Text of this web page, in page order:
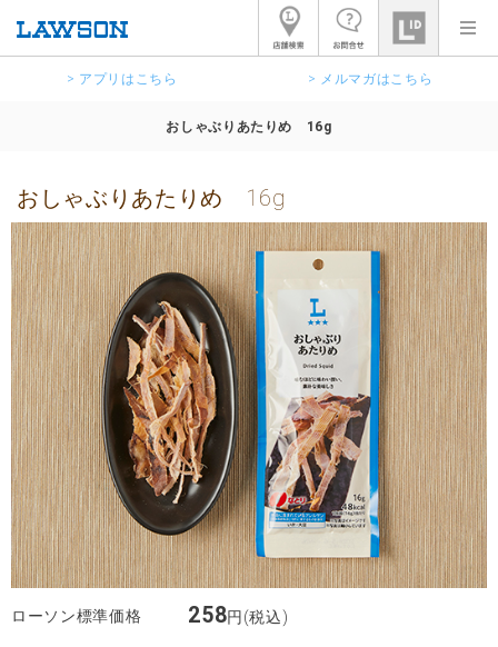
> アプリはこちら > メルマガはこちら
おしゃぶりあたりめ 16g
おしゃぶりあたりめ 16g
ローソン標準価格 258円(税込)